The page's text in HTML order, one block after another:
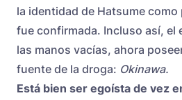
la identidad de Hatsume
fue confirmada. Incluso así, el
las manos vacías, ahora
fuente de la droga: Okinawa.
Está bien ser egoísta de vez